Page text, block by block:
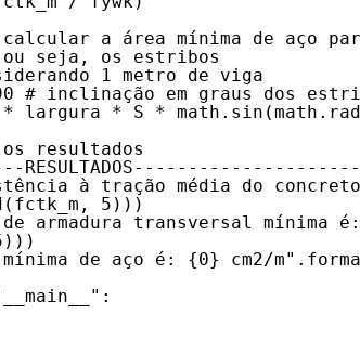
calcular a área mínima de aço
seja, os estribos
1 metro de viga
# inclinação em graus dos
* largura * S *
os resultados
à tração média do
5)))
armadura transversal mínima
de aço é: {0} cm2/